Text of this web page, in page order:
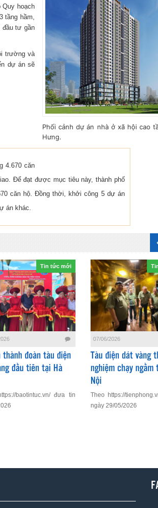
Phối cảnh dự án nhà ở xã hội cao
Hưng.
Quy hoạch
tầng hầm,
đầu tư gần
trường và
dự án sẽ
4.670 căn
Để đạt được mục tiêu này, thành phố
căn hộ. Đồng thời, khởi công 5 dự án
án khác.
Tin tức mới
thành đoàn tàu điện
đầu tiên tại Hà
baotintuc.vn/ đưa tin
07/06/2026
Tàu điện dát vàng
nghiệm chạy ngầm
Nội
Theo https://
ngày 29/05/2026